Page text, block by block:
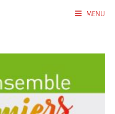
MENU